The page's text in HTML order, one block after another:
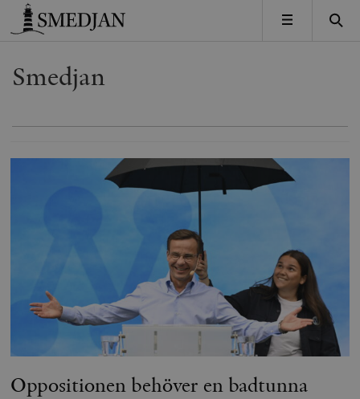
Timbro
MENY
Smedjan
Oppositionen behöver en badtunna